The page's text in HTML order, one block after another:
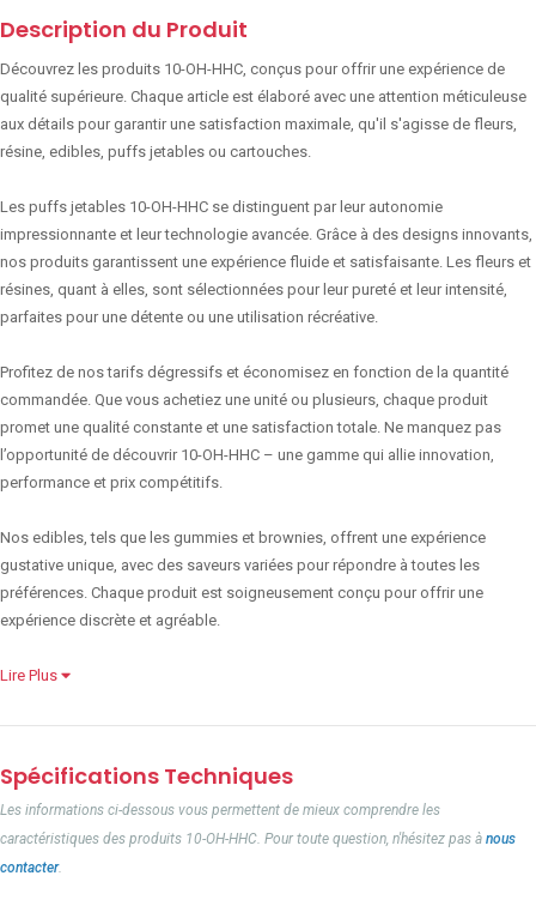
Description du Produit
Découvrez les produits 10-OH-HHC, conçus pour offrir une expérience de
qualité supérieure. Chaque article est élaboré avec une attention méticuleuse
aux détails pour garantir une satisfaction maximale, qu'il s'agisse de fleurs,
résine, edibles, puffs jetables ou cartouches.
Les puffs jetables 10-OH-HHC se distinguent par leur autonomie
impressionnante et leur technologie avancée. Grâce à des designs innovants,
nos produits garantissent une expérience fluide et satisfaisante. Les fleurs et
résines, quant à elles, sont sélectionnées pour leur pureté et leur intensité,
parfaites pour une détente ou une utilisation récréative.
Profitez de nos tarifs dégressifs et économisez en fonction de la quantité
commandée. Que vous achetiez une unité ou plusieurs, chaque produit
promet une qualité constante et une satisfaction totale. Ne manquez pas
l’opportunité de découvrir 10-OH-HHC – une gamme qui allie innovation,
performance et prix compétitifs.
Nos edibles, tels que les gummies et brownies, offrent une expérience
gustative unique, avec des saveurs variées pour répondre à toutes les
préférences. Chaque produit est soigneusement conçu pour offrir une
expérience discrète et agréable.
Lire Plus
Spécifications Techniques
Les informations ci-dessous vous permettent de mieux comprendre les
caractéristiques des produits 10-OH-HHC. Pour toute question, n'hésitez pas à nous
contacter.